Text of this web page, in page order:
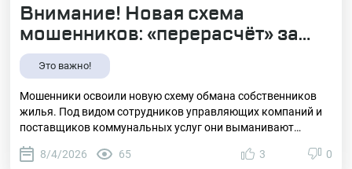
Это важно!
Внимание! Новая схема
мошенников: «перерасчёт» за
ЖКУ!
Мошенники освоили новую схему обмана собственников
жилья. Под видом сотрудников управляющих компаний и
поставщиков коммунальных услуг они выманивают
персональные данные и информацию о банковских картах.
8/4/2026
65 3 0